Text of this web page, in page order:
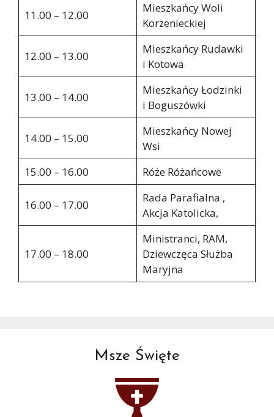
11.00 – 12.00
Mieszkańcy Woli
Korzenieckiej
12.00 – 13.00
Mieszkańcy Rudawki
i Kotowa
13.00 – 14.00
Mieszkańcy Łodzinki
i Boguszówki
14.00 – 15.00
Mieszkańcy Nowej
Wsi
15.00 – 16.00
Róże Różańcowe
16.00 – 17.00
Rada Parafialna ,
Akcja Katolicka,
17.00 – 18.00
Ministranci, RAM,
Dziewczęca Służba
Maryjna
Msze Święte